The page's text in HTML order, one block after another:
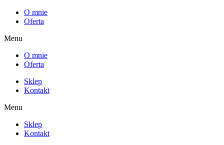
O mnie
Oferta
Menu
O mnie
Oferta
Sklep
Kontakt
Menu
Sklep
Kontakt